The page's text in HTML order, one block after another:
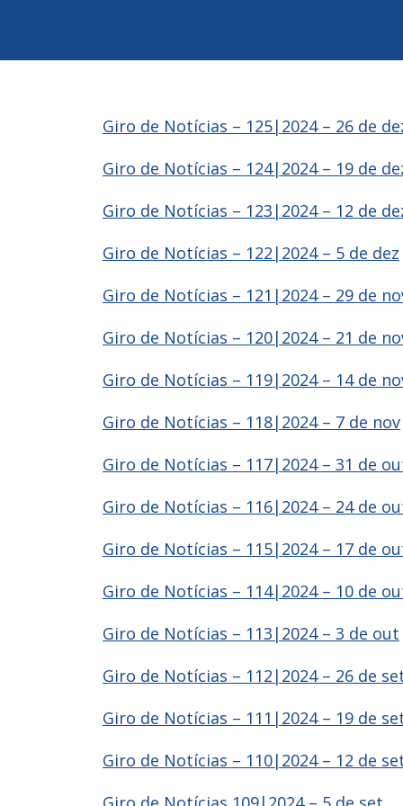
Giro de Notícias – 125|2024 – 26 de
Giro de Notícias – 124|2024 – 19 de
Giro de Notícias – 123|2024 – 12 de
Giro de Notícias – 122|2024 – 5 de dez
Giro de Notícias – 121|2024 – 29 de
Giro de Notícias – 120|2024 – 21 de
Giro de Notícias – 119|2024 – 14 de
Giro de Notícias – 118|2024 – 7 de nov
Giro de Notícias – 117|2024 – 31 de
Giro de Notícias – 116|2024 – 24 de
Giro de Notícias – 115|2024 – 17 de
Giro de Notícias – 114|2024 – 10 de
Giro de Notícias – 113|2024 – 3 de out
Giro de Notícias – 112|2024 – 26 de
Giro de Notícias – 111|2024 – 19 de
Giro de Notícias – 110|2024 – 12 de